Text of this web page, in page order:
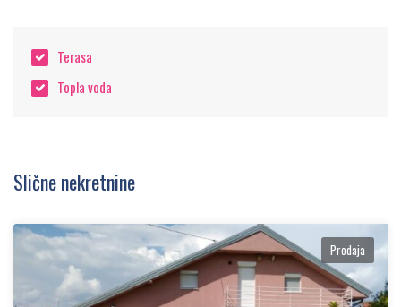
Terasa
Topla voda
Slične nekretnine
Prodaja